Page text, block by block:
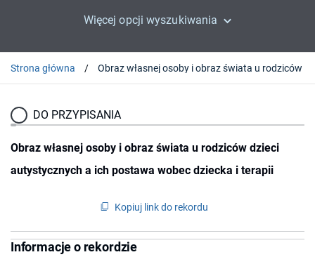
Więcej opcji wyszukiwania
Strona główna
DO PRZYPISANIA
Obraz własnej osoby i obraz świata u rodziców dzieci
autystycznych a ich postawa wobec dziecka i terapii
Kopiuj link do rekordu
Informacje o rekordzie